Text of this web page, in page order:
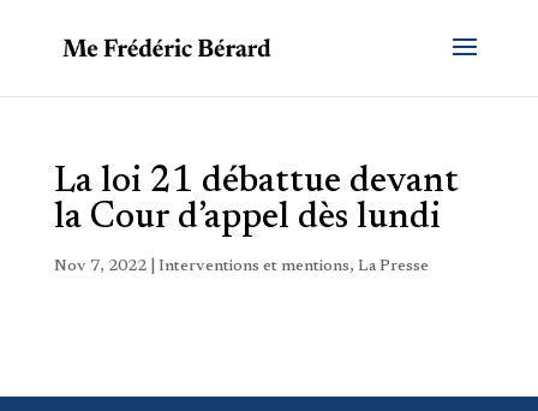
La loi 21 débattue devant
la Cour d’appel dès lundi
Nov 7, 2022| Interventions et mentions, La Presse